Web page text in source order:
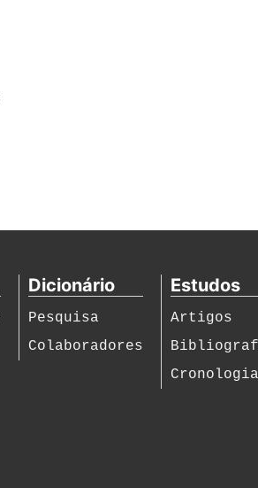
Dicionário
Pesquisa
Colaboradores
Estudos
Artigos